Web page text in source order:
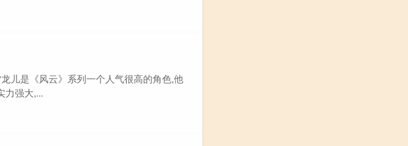
儿是《风云》系列一个人气很高的角色,他
力强大,...